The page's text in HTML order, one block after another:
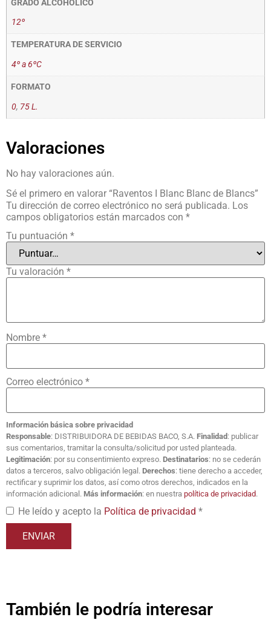
GRADO ALCOHÓLICO
12º
TEMPERATURA DE SERVICIO
4º a 6ºC
FORMATO
0, 75 L.
Valoraciones
No hay valoraciones aún.
Sé el primero en valorar “Raventos I Blanc Blanc de Blancs”
Tu dirección de correo electrónico no será publicada. Los
campos obligatorios están marcados con *
Tu puntuación *
Tu valoración *
Nombre *
Correo electrónico *
Información básica sobre privacidad
Responsable: DISTRIBUIDORA DE BEBIDAS BACO, S.A. Finalidad: publicar
sus comentarios, tramitar la consulta/solicitud por usted planteada.
Legitimación: por su consentimiento expreso. Destinatarios: no se cederán
datos a terceros, salvo obligación legal. Derechos: tiene derecho a acceder,
rectificar y suprimir los datos, así como otros derechos, indicados en la
información adicional. Más información: en nuestra política de privacidad.
He leído y acepto la Política de privacidad *
También le podría interesar